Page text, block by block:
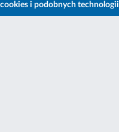
i podobnych technologii